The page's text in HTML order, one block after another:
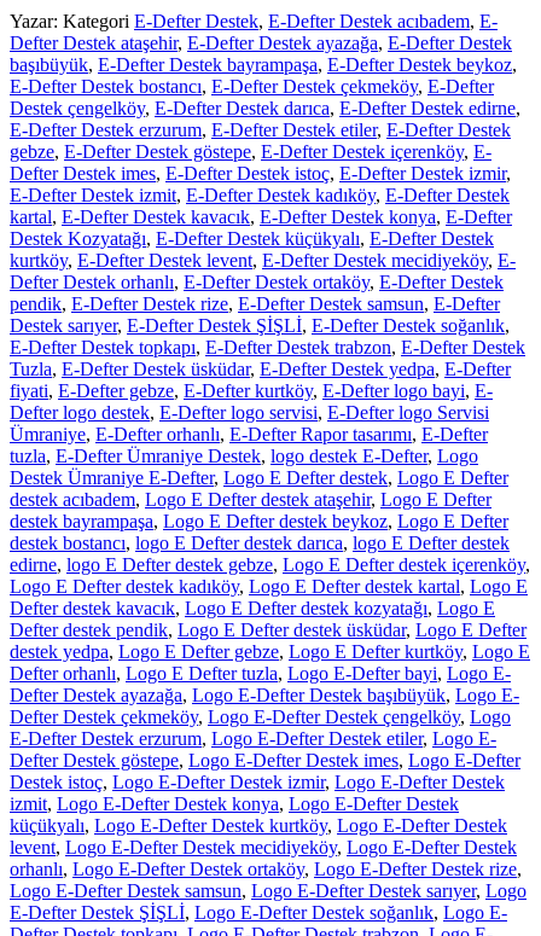
Yazar: Kategori E-Defter Destek, E-Defter Destek acıbadem, E-
Defter Destek ataşehir, E-Defter Destek ayazağa, E-Defter Destek
başıbüyük, E-Defter Destek bayrampaşa, E-Defter Destek beykoz,
E-Defter Destek bostancı, E-Defter Destek çekmeköy, E-Defter
Destek çengelköy, E-Defter Destek darıca, E-Defter Destek edirne,
E-Defter Destek erzurum, E-Defter Destek etiler, E-Defter Destek
gebze, E-Defter Destek göstepe, E-Defter Destek içerenköy, E-
Defter Destek imes, E-Defter Destek istoç, E-Defter Destek izmir,
E-Defter Destek izmit, E-Defter Destek kadıköy, E-Defter Destek
kartal, E-Defter Destek kavacık, E-Defter Destek konya, E-Defter
Destek Kozyatağı, E-Defter Destek küçükyalı, E-Defter Destek
kurtköy, E-Defter Destek levent, E-Defter Destek mecidiyeköy, E-
Defter Destek orhanlı, E-Defter Destek ortaköy, E-Defter Destek
pendik, E-Defter Destek rize, E-Defter Destek samsun, E-Defter
Destek sarıyer, E-Defter Destek ŞİŞLİ, E-Defter Destek soğanlık,
E-Defter Destek topkapı, E-Defter Destek trabzon, E-Defter Destek
Tuzla, E-Defter Destek üsküdar, E-Defter Destek yedpa, E-Defter
fiyati, E-Defter gebze, E-Defter kurtköy, E-Defter logo bayi, E-
Defter logo destek, E-Defter logo servisi, E-Defter logo Servisi
Ümraniye, E-Defter orhanlı, E-Defter Rapor tasarımı, E-Defter
tuzla, E-Defter Ümraniye Destek, logo destek E-Defter, Logo
Destek Ümraniye E-Defter, Logo E Defter destek, Logo E Defter
destek acıbadem, Logo E Defter destek ataşehir, Logo E Defter
destek bayrampaşa, Logo E Defter destek beykoz, Logo E Defter
destek bostancı, logo E Defter destek darıca, logo E Defter destek
edirne, logo E Defter destek gebze, Logo E Defter destek içerenköy,
Logo E Defter destek kadıköy, Logo E Defter destek kartal, Logo E
Defter destek kavacık, Logo E Defter destek kozyatağı, Logo E
Defter destek pendik, Logo E Defter destek üsküdar, Logo E Defter
destek yedpa, Logo E Defter gebze, Logo E Defter kurtköy, Logo E
Defter orhanlı, Logo E Defter tuzla, Logo E-Defter bayi, Logo E-
Defter Destek ayazağa, Logo E-Defter Destek başıbüyük, Logo E-
Defter Destek çekmeköy, Logo E-Defter Destek çengelköy, Logo
E-Defter Destek erzurum, Logo E-Defter Destek etiler, Logo E-
Defter Destek göstepe, Logo E-Defter Destek imes, Logo E-Defter
Destek istoç, Logo E-Defter Destek izmir, Logo E-Defter Destek
izmit, Logo E-Defter Destek konya, Logo E-Defter Destek
küçükyalı, Logo E-Defter Destek kurtköy, Logo E-Defter Destek
levent, Logo E-Defter Destek mecidiyeköy, Logo E-Defter Destek
orhanlı, Logo E-Defter Destek ortaköy, Logo E-Defter Destek rize,
Logo E-Defter Destek samsun, Logo E-Defter Destek sarıyer, Logo
E-Defter Destek ŞİŞLİ, Logo E-Defter Destek soğanlık, Logo E-